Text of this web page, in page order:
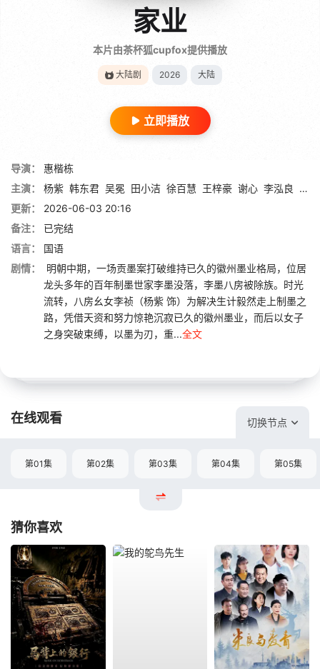
家业
本片由茶杯狐cupfox提供播放
大陆剧 2026 大陆
立即播放
导演：
惠楷栋
主演：
杨紫 韩东君 吴冕 田小洁 徐百慧 王梓豪 谢心 李泓良 杨斯
更新：
2026-06-03 20:16
备注：
已完结
语言：
国语
剧情：
明朝中期，一场贡墨案打破维持已久的徽州墨业格局，位居
龙头多年的百年制墨世家李墨没落，李墨八房被除族。时光
流转，八房幺女李祯（杨紫 饰）为解决生计毅然走上制墨之
路，凭借天资和努力惊艳沉寂已久的徽州墨业，而后以女子
之身突破束缚，以墨为刃，重...全文
在线观看 切换节点
第01集 第02集 第03集 第04集 第05集
猜你喜欢